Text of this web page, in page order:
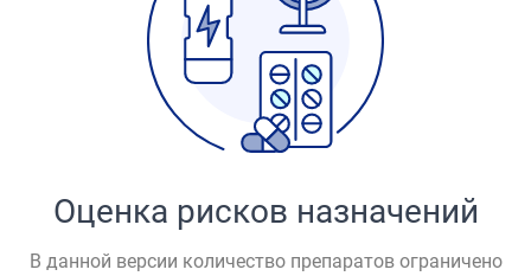
Оценка рисков назначений
В данной версии количество препаратов ограничено